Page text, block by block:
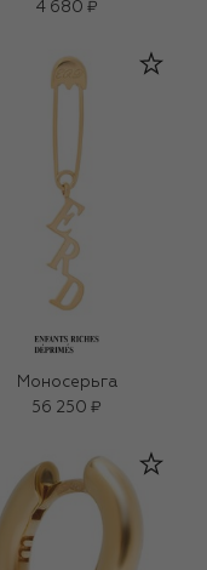
4 680 ₽
Моносерьга
56 250 ₽